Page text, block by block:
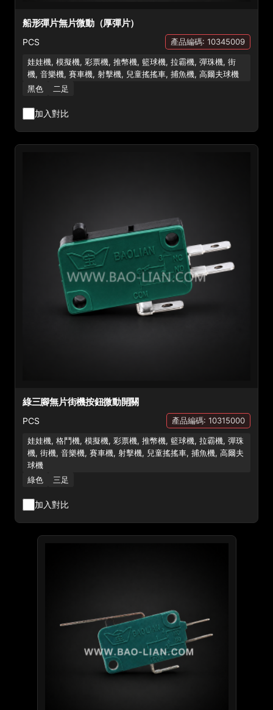
船形彈片無片微動（厚彈片）
PCS 產品編碼: 10345009
娃娃機, 模擬機, 彩票機, 推幣機, 籃球機, 拉霸機, 彈珠機, 街
機, 音樂機, 賽車機, 射擊機, 兒童搖搖車, 捕魚機, 高爾夫球機
黑色
二足
加入對比
綠三腳無片街機按鈕微動開關
PCS 產品編碼: 10315000
娃娃機, 格鬥機, 模擬機, 彩票機, 推幣機, 籃球機, 拉霸機, 彈珠
機, 街機, 音樂機, 賽車機, 射擊機, 兒童搖搖車, 捕魚機, 高爾夫
球機
綠色
三足
加入對比